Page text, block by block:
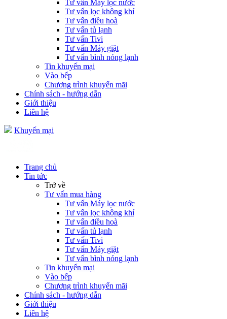
Tư vấn Máy lọc nước
Tư vấn lọc không khí
Tư vấn điều hoà
Tư vấn tủ lạnh
Tư vấn Tivi
Tư vấn Máy giặt
Tư vấn bình nóng lạnh
Tin khuyến mại
Vào bếp
Chương trình khuyến mãi
Chính sách - hướng dẫn
Giới thiệu
Liên hệ
Khuyến mại
Trang chủ
Tin tức
Trở về
Tư vấn mua hàng
Tư vấn Máy lọc nước
Tư vấn lọc không khí
Tư vấn điều hoà
Tư vấn tủ lạnh
Tư vấn Tivi
Tư vấn Máy giặt
Tư vấn bình nóng lạnh
Tin khuyến mại
Vào bếp
Chương trình khuyến mãi
Chính sách - hướng dẫn
Giới thiệu
Liên hệ